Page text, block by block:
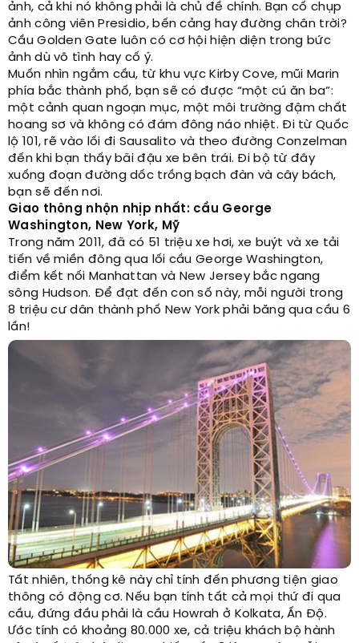
ảnh, cả khi nó không phải là chủ đề chính. Bạn cố chụp
ảnh công viên Presidio, bến cảng hay đường chân trời?
Cầu Golden Gate luôn có cơ hội hiện diện trong bức
ảnh dù vô tình hay cố ý.
Muốn nhìn ngắm cầu, từ khu vực Kirby Cove, mũi Marin
phía bắc thành phố, bạn sẽ có được “một cú ăn ba”:
một cảnh quan ngoạn mục, một môi trường đậm chất
hoang sơ và không có đám đông náo nhiệt. Đi từ Quốc
lộ 101, rẽ vào lối đi Sausalito và theo đường Conzelman
đến khi bạn thấy bãi đậu xe bên trái. Đi bộ từ đây
xuống đoạn đường dốc trồng bạch đàn và cây bách,
bạn sẽ đến nơi.
Giao thông nhộn nhịp nhất: cầu George
Washington, New York, Mỹ
Trong năm 2011, đã có 51 triệu xe hơi, xe buýt và xe tải
tiến về miền đông qua lối cầu George Washington,
điểm kết nối Manhattan và New Jersey bắc ngang
sông Hudson. Để đạt đến con số này, mỗi người trong
8 triệu cư dân thành phố New York phải băng qua cầu 6
lần!
Tất nhiên, thống kê này chỉ tính đến phương tiện giao
thông có động cơ. Nếu bạn tính tất cả mọi thứ đi qua
cầu, đứng đầu phải là cầu Howrah ở Kolkata, Ấn Độ.
Ước tính có khoảng 80.000 xe, cả triệu khách bộ hành